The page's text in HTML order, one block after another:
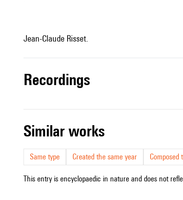
Jean-Claude Risset.
recordings
similar works
Same type Created the same year Composed
This entry is encyclopaedic in nature and does not